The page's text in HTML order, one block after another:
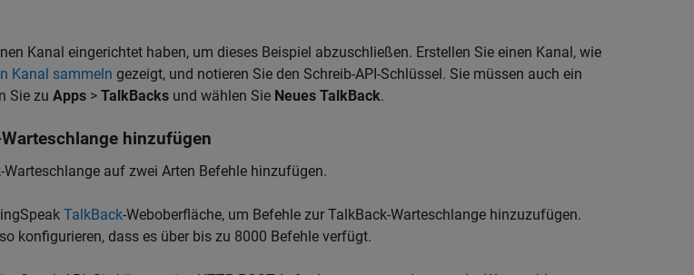
Kanal eingerichtet haben, um dieses Beispiel abzuschließen. Erstellen Sie einen Kanal, wie
Kanal sammeln gezeigt, und notieren Sie den Schreib-API-Schlüssel. Sie müssen auch ein
Sie zu Apps > TalkBacks und wählen Sie Neues TalkBack.
hinzufügen
Warteschlange auf zwei Arten Befehle hinzufügen.
TalkBack-Weboberfläche, um Befehle zur TalkBack-Warteschlange hinzuzufügen.
konfigurieren, dass es über bis zu 8000 Befehle verfügt.